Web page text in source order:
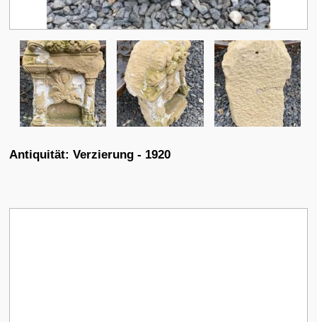
Antiquität: Verzierung - 1920